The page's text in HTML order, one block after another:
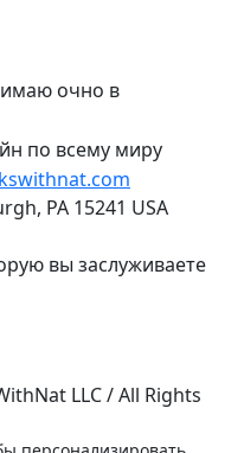
очно в
по всему миру
PA 15241 USA
вы заслуживаете
LLC / All Rights